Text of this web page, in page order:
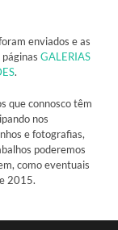
enviados e as
páginasGALERIAS
.
que connosco têm
nos
e fotografias,
poderemos
como eventuais
2015.